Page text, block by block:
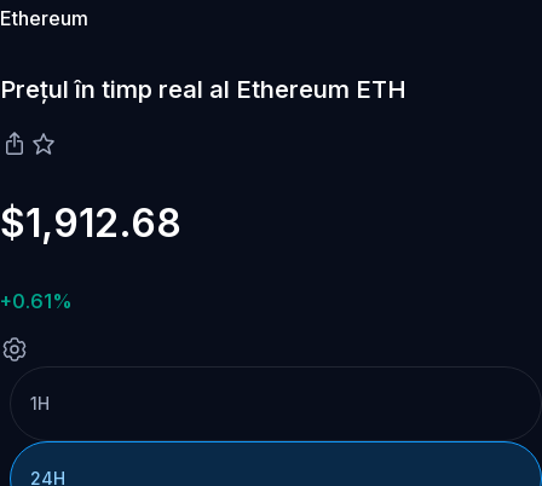
Ethereum
Prețul în timp real al Ethereum ETH
$1,912.68
+0.61%
1H
24H